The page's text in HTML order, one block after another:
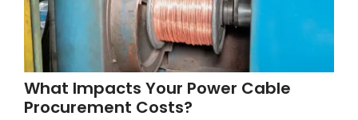
What Impacts Your Power Cable
Procurement Costs?